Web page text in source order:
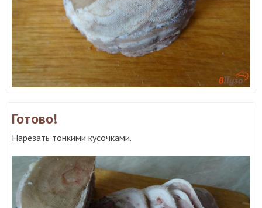
Готово!
Нарезать тонкими кусочками.